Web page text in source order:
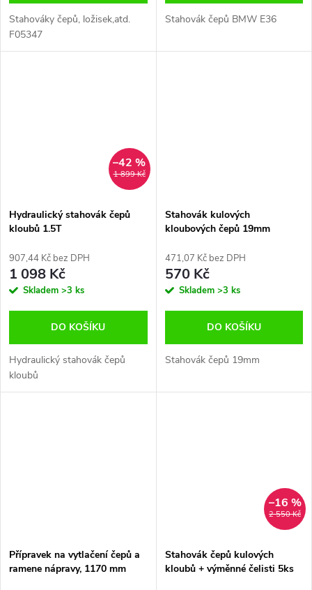
Stahováky čepů, ložisek,atd.
F05347
Stahovák čepů BMW E36
1 899 Kč
–42 %
Hydraulický stahovák čepů
kloubů 1.5T
907,44 Kč bez DPH
1 098 Kč
Skladem >3 ks
DO KOŠÍKU
Hydraulický stahovák čepů
kloubů
Stahovák kulových
kloubových čepů 19mm
471,07 Kč bez DPH
570 Kč
Skladem >3 ks
DO KOŠÍKU
Stahovák čepů 19mm
Přípravek na vytlačení čepů a
ramene nápravy, 1170 mm
2 550 Kč
–16 %
Stahovák čepů kulových
kloubů + výměnné čelisti 5ks